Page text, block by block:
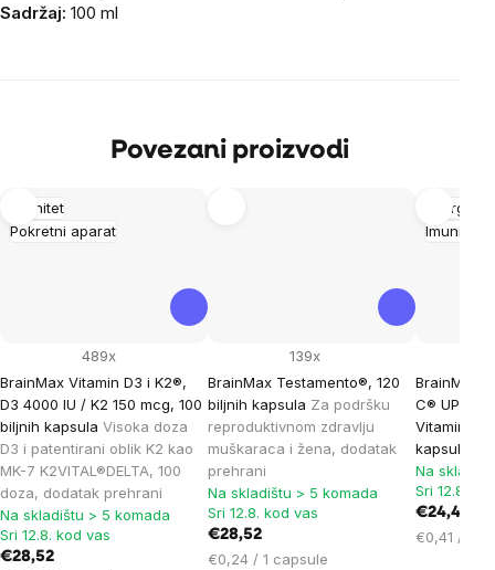
Sadržaj: 100 ml
Povezani proizvodi
Imunitet
Pokretni aparat
BrainMax Vitamin D3 i K2®,
D3 4000 IU / K2 150 mcg, 100
biljnih kapsula Visoka doza
D3 i patentirani oblik K2 kao
MK-7 K2VITAL®DELTA, 100
doza, dodatak prehrani
489x
Na skladištu > 5 komada
Sri 12.8. kod vas
€28,52
BrainMax Testamento®, 120
biljnih kapsula Za podršku
reproduktivnom zdravlju
muškaraca i žena, dodatak
prehrani
139x
Na skladištu > 5 komada
Sri 12.8. kod vas
€28,52
Cijena
€0,24 / 1 capsule
Energija
Imunitet
BrainMax
C®
Vitamin C,
kapsula
Na
Sri 12.8.
€24,44
Cijena
€0,41 / 1